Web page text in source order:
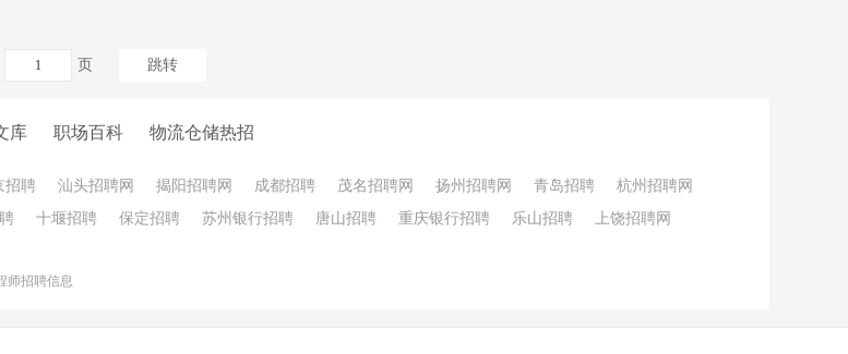
页 跳转
库 职场百科 物流仓储热招
招聘 汕头招聘网 揭阳招聘网 成都招聘 茂名招聘网 扬州招聘网 青岛招聘
杭州招聘网
十堰招聘 保定招聘 苏州银行招聘 唐山招聘 重庆银行招聘 乐山招聘 上饶招聘网
师招聘信息